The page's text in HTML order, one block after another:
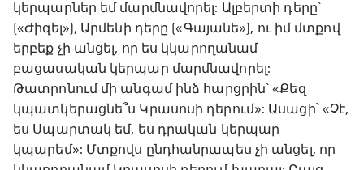
կերպարներ եմ մարմնավորել: Ալբերտի դերը՝
(«Ժիզել»), Արմենի դերը («Գայանե»), ու իմ մտքով
երբեք չի անցել, որ ես կկարողանամ
բացասական կերպար մարմնավորել:
Թատրոնում մի անգամ ինձ հարցրին՝ «Քեզ
կպատկերացնե՞ս Կրասոսի դերում»: Ասացի՝ «Չէ,
ես Սպարտակ եմ, ես դրական կերպար
կպարեմ»: Մտքովս ընդհանրապես չի անցել, որ